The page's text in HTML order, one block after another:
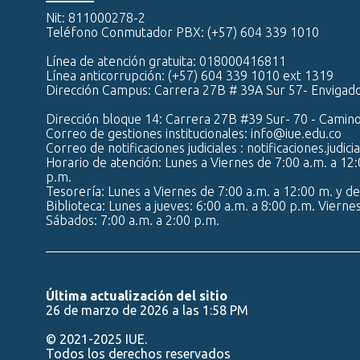
Clase Definición Tono Muscular0:16
Clase Workout 0:16
Nit: 811000278-2
Teléfono Conmutador PBX: (+57) 604 339 1010
Línea de atención gratuita: 018000416811
Línea anticorrupción: (+57) 604 339 1010 ext 1319
Dirección Campus: Carrera 27B # 39A Sur 57-
Dirección bloque 14: Carrera 27B #39 Sur- 70 -
Correo de gestiones institucionales: info@iue.edu.co
Correo de notificaciones judiciales :
Horario de atención: Lunes a Viernes de 7:00 a.m. a
p.m.
Tesorería: Lunes a Viernes de 7:00 a.m. a 12:00 m. y
Biblioteca: Lunes a jueves: 6:00 a.m. a 8:00 p.m.
Sábados: 7:00 a.m. a 2:00 p.m.
Última actualización del sitio
26 de marzo de 2026 a las 1:58 PM
© 2021-2025 IUE.
Todos los derechos reservados